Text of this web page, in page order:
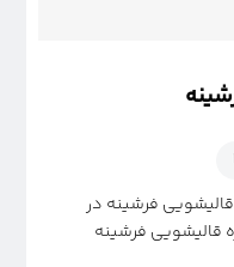
فرشینه در
قالیشویی فرشینه